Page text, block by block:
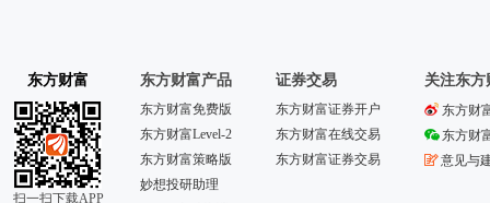
东方财富
扫一扫下载APP
东方财富产品
东方财富免费版
东方财富Level-2
东方财富策略版
妙想投研助理
证券交易
东方财富证券开户
东方财富在线交易
东方财富证券交易
关注东方
东方财
东方财
意见与